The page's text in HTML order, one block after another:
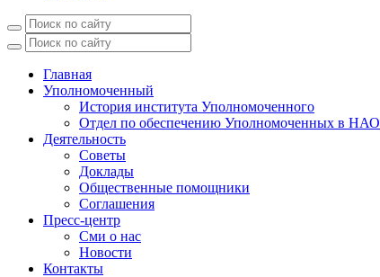
Главная
Уполномоченный
История института Уполномоченного
Отдел по обеспечению Уполномоченных в НАО
Деятельность
Советы
Доклады
Общественные помощники
Соглашения
Пресс-центр
Сми о нас
Новости
Контакты